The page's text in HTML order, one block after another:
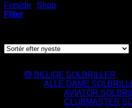
Forside
Shop
Filter
🤑 BILLIGE SOLBRILLER
ALLE DAME
AVIATOR
CLUBMASTER